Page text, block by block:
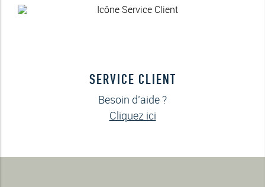
SERVICE CLIENT
Besoin d’aide ?
Cliquez ici